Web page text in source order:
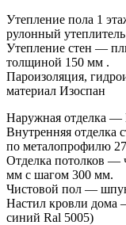
Утепление пола 1
рулонный
Утепление стен —
толщиной 150 мм .
Пароизоляция,
материал Изоспан
Наружная отделка —
Внутренняя отделка
по металопрофилю
Отделка потолков —
мм с шагом 300 мм.
Чистовой пол —
Настил кровли дома
синий Ral 5005)